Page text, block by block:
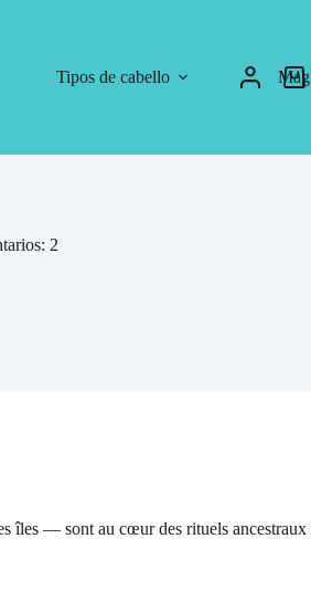
Tipos de cabello Mag
2
îles — sont au cœur des rituels ancestraux